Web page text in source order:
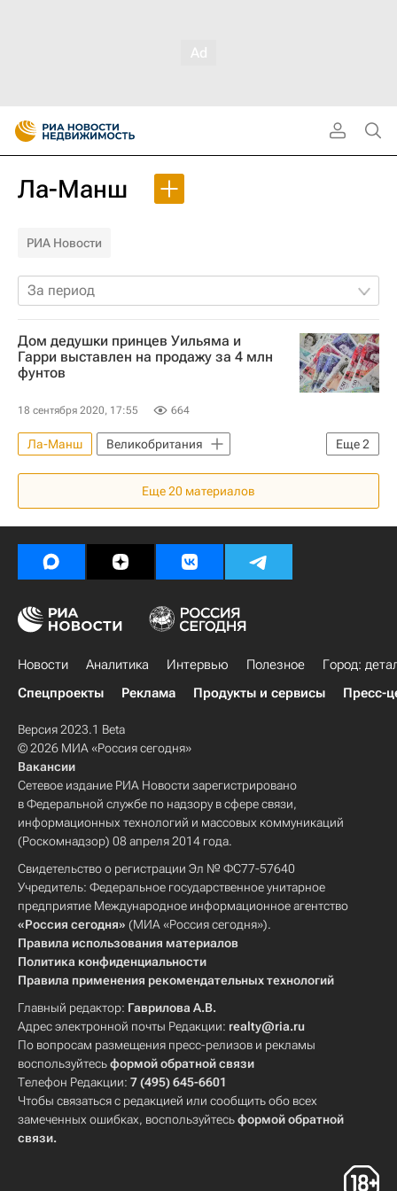
Ла-Манш
РИА Новости
За период
Дом дедушки принцев Уильяма и
Гарри выставлен на продажу за 4 млн
фунтов
18 сентября 2020, 17:55 664
Еще2
Ла-Манш
Великобритания
Диана, принцесса Уэльская
Жилье
Еще20 материалов
Новости Аналитика Интервью Полезное
Город:
Спецпроекты
Реклама Продукты и сервисы Пресс-
Версия 2023.1 Beta
© 2026 МИА «Россия сегодня»
Вакансии
Сетевое издание РИА Новости зарегистрировано
в Федеральной службе по надзору в сфере связи,
информационных технологий и массовых коммуникаций
(Роскомнадзор) 08 апреля 2014 года.
Свидетельство о регистрации Эл № ФС77-57640
Учредитель: Федеральное государственное унитарное
предприятие Международное информационное агентство
«Россия сегодня» (МИА «Россия сегодня»).
Правила использования материалов
Политика конфиденциальности
Правила применения рекомендательных технологий
Главный редактор: Гаврилова А.В.
Адрес электронной почты Редакции: realty@ria.ru
По вопросам размещения пресс-релизов и рекламы
воспользуйтесьформой обратной связи
Телефон Редакции: 7 (495) 645-6601
Чтобы связаться с редакцией или сообщить обо всех
замеченных ошибках, воспользуйтесьформой обратной
связи.